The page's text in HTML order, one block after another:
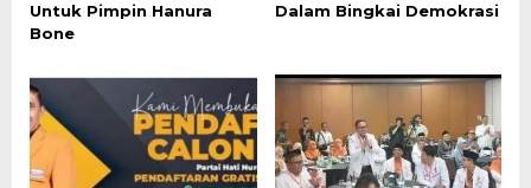
Untuk Pimpin Hanura
Bone
Dalam Bingkai Demokrasi